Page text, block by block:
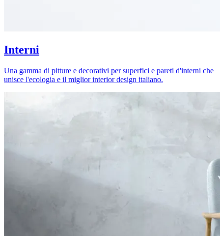
Interni
Una gamma di pitture e decorativi per superfici e pareti d'interni che
unisce l'ecologia e il miglior interior design italiano.